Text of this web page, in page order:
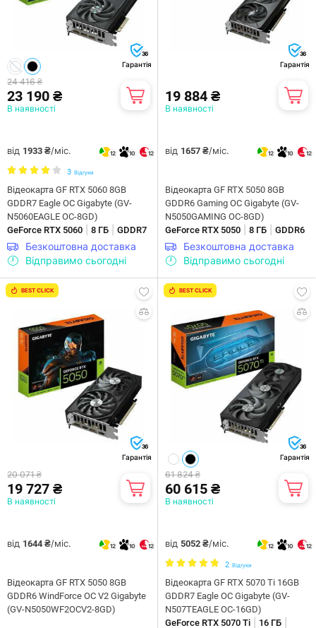
36
Гарантія
24 416 ₴
23 190 ₴
В наявності
від 1933 ₴/міс. 12 10 12
3 Відгуки
Відеокарта GF RTX 5060 8GB
GDDR7 Eagle OC Gigabyte (GV-
N5060EAGLE OC-8GD)
GeForce RTX 5060
8 ГБ GDDR7
Безкоштовна доставка
Відправимо сьогодні
36
Гарантія
19 884 ₴
В наявності
від 1657 ₴/міс. 12 10 12
Відеокарта GF RTX 5050 8GB
GDDR6 Gaming OC Gigabyte (GV-
N5050GAMING OC-8GD)
GeForce RTX 5050
8 ГБ GDDR6
Безкоштовна доставка
Відправимо сьогодні
BEST CLICK
36
Гарантія
20 071 ₴
19 727 ₴
В наявності
від 1644 ₴/міс. 12 10 12
Відеокарта GF RTX 5050 8GB
GDDR6 WindForce OC V2 Gigabyte
(GV-N5050WF2OCV2-8GD)
BEST CLICK
36
Гарантія
61 824 ₴
60 615 ₴
В наявності
від 5052 ₴/міс. 12 10 12
2 Відгуки
Відеокарта GF RTX 5070 Ti 16GB
GDDR7 Eagle OC Gigabyte (GV-
N507TEAGLE OC-16GD)
GeForce RTX 5070 Ti
16 ГБ